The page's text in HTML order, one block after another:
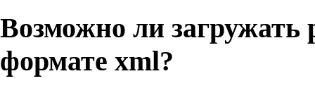
Возможно ли
формате xml?